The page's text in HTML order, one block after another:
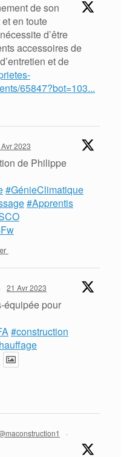
de son
en toute
nécessite d’être
accessoires de
et de
65847?bot=103...
2023
de Philippe
#GénieClimatique
#Apprentis
· 21 Avr 2023
équipée pour
#construction
·